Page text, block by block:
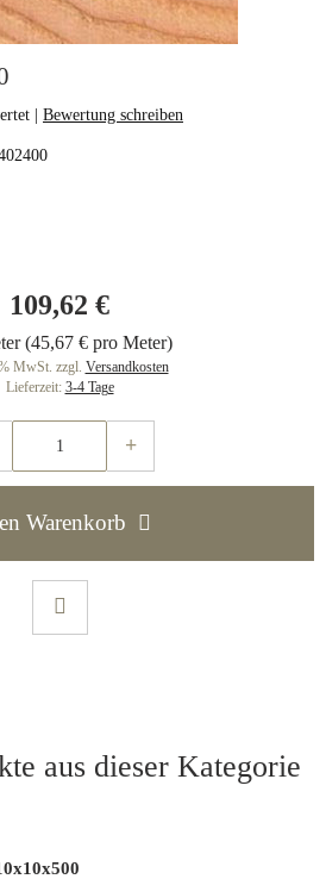
| Bewertung schreiben
109,62 €
(45,67 € pro Meter)
MwSt. zzgl. Versandkosten
Lieferzeit: 3-4 Tage
Warenkorb
aus dieser Kategorie